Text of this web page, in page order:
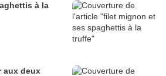
à la
aux deux